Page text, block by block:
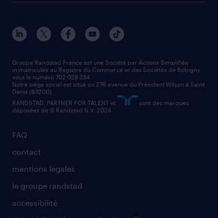
manutentionnaire
assistant administratif
comptable
contact entreprise
faq intérim / recrutement
nos agences par ville
nos agences par région
nos cabinets de recrutement
FAQ
contact
mentions légales
le groupe randstad
accessibilité
Groupe Randstad France est une Société par Actions Simplifiée
immatriculée au Registre du Commerce et des Sociétés de Bobigny
sous le numéro 702 028 234.
Notre siège social est situé au 276 avenue du Président Wilson à Saint
Denis (93200).
RANDSTAD, PARTNER FOR TALENT et
sont des marques
déposées de © Randstad N.V. 2024.